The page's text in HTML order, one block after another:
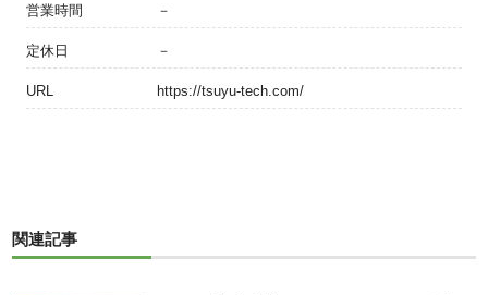
営業時間 －
定休日 －
URL https://tsuyu-tech.com/
関連記事